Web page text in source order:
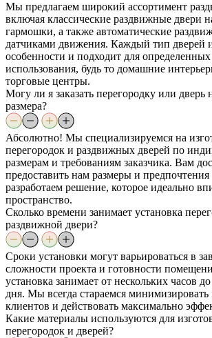
Мы предлагаем широкий ассортимент
включая классические раздвижные двери
гармошки, а также автоматические
датчиками движения. Каждый тип дверей
особенности и подходит для
использования, будь то домашние
торговые центры.
Могу ли я заказать перегородку или дверь
размера?
Абсолютно! Мы специализируемся на
перегородок и раздвижных дверей по
размерам и требованиям заказчика. Вам
предоставить нам размеры и
разработаем решение, которое идеально
пространство.
Сколько времени занимает установка
раздвижной двери?
Сроки установки могут варьироваться в
сложности проекта и готовности
установка занимает от нескольких часов
дня. Мы всегда стараемся минимизировать
клиентов и действовать максимально
Какие материалы используются для
перегородок и дверей?